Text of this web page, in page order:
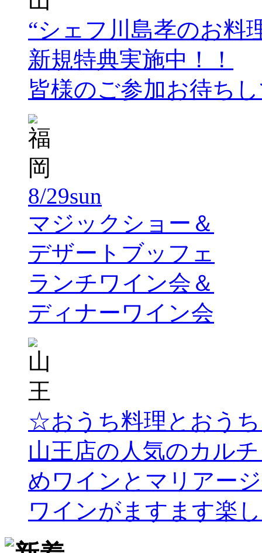
“シェフ川島孝のお料
新規特典実施中！！
皆様のご参加お待ち
8/29sun
マジックショー＆
デザートブッフェ
ランチワイン会＆
ディナーワイン会
☆おうち料理とおう
山王店の人気のカル
めワインとマリアー
ワインがますます楽